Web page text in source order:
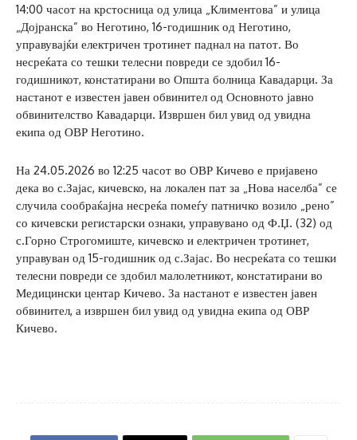
14:00 часот на крстосница од улица „Климентова” и улица
„Дојранска” во Неготино, 16-годишник од Неготино,
управувајќи електричен тротинет паднал на патот. Во
несреќата со тешки телесни повреди се здобил 16-
годишникот, констатирани во Општа болница Кавадарци. За
настанот е известен јавен обвинител од Основното јавно
обвинителство Кавадарци. Извршен бил увид од увидна
екипа од ОВР Неготино.
На 24.05.2026 во 12:25 часот во ОВР Кичево е пријавено
дека во с.Зајас, кичевско, на локален пат за „Нова населба” се
случила сообраќајна несреќа помеѓу патничко возило „рено”
со кичевски регистарски ознаки, управувано од Ф.Џ. (32) од
с.Горно Строгомиште, кичевско и електричен тротинет,
управуван од 15-годишник од с.Зајас. Во несреќата со тешки
телесни повреди се здобил малолетникот, констатирани во
Медицински центар Кичево. За настанот е известен јавен
обвинител, а извршен бил увид од увидна екипа од ОВР
Кичево.